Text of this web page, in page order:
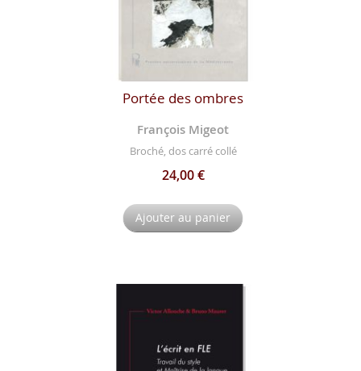
Portée des ombres
François Migeot
Broché, dos carré collé
24,00 €
Ajouter au panier